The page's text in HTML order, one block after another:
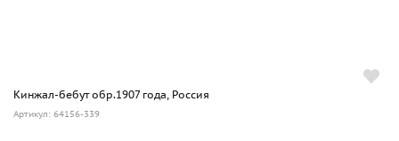
Кинжал-бебут обр.1907 года, Россия
Артикул: 64156-339